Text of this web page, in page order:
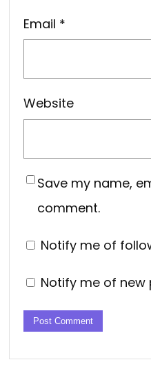
Email *
Website
Save my name,
comment.
Notify me of
Notify me of new